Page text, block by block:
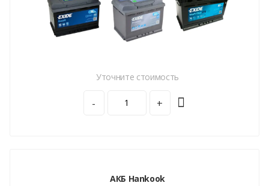
Уточните стоимость
- +
АКБ Hankook